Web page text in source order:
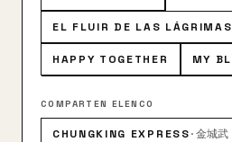
un ultimo trabajo. Intercalándose
nos encontramos con un joven
Kaneshiro, que viviendo con su
transcurren entre los dispares
servir de consuelo a una joven
EL FLUIR DE LAS LÁGRIMAS
HAPPY TOGETHER MY
COMPARTEN ELENCO
CHUNGKING EXPRESS·金城武